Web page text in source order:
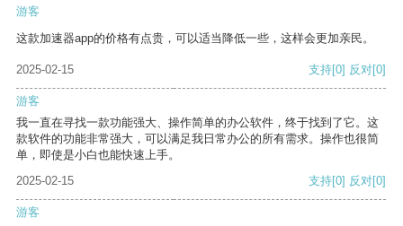
游客
这款加速器app的价格有点贵，可以适当降低一些，这样会更加亲民。
2025-02-15 支持[0] 反对[0]
游客
我一直在寻找一款功能强大、操作简单的办公软件，终于找到了它。这
款软件的功能非常强大，可以满足我日常办公的所有需求。操作也很简
单，即使是小白也能快速上手。
2025-02-15
支持[0] 反对[0]
游客